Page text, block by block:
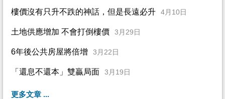
樓價沒有只升不跌的神話，但是長遠必升 4月10日
土地供應增加 不會打倒樓價 3月29日
6年後公共房屋將倍增 3月22日
「還息不還本」雙贏局面 3月19日
更多文章 ...